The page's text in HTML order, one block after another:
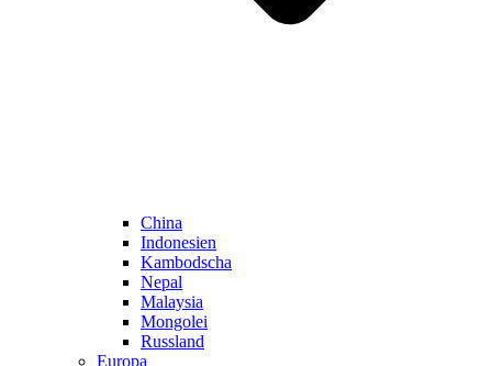
China
Indonesien
Kambodscha
Nepal
Malaysia
Mongolei
Russland
Europa